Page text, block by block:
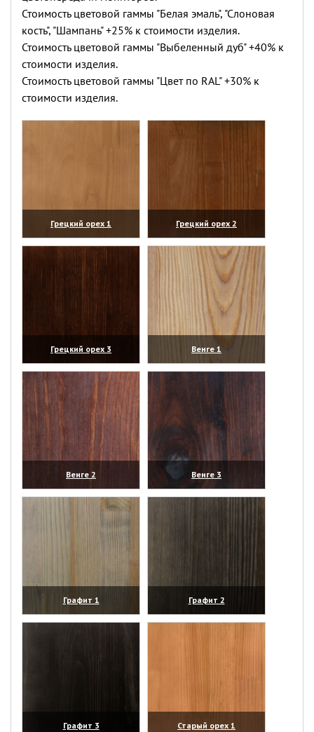
Стоимость цветовой гаммы "Белая эмаль", "Слоновая
кость", "Шампань" +25% к стоимости изделия.
Стоимость цветовой гаммы "Выбеленный дуб" +40% к
стоимости изделия.
Стоимость цветовой гаммы "Цвет по RAL" +30% к
стоимости изделия.
Грецкий орех 1
(увеличить)
Грецкий орех 2
(увеличить)
Грецкий орех 3
(увеличить)
Венге 1
(увеличить)
Венге 2
(увеличить)
Венге 3
(увеличить)
Графит 1
(увеличить)
Графит 2
(увеличить)
Графит 3
Старый орех 1